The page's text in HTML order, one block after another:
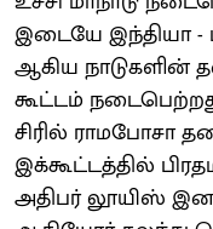
இடையே இந்தியா -
ஆகிய நாடுகளின்
கூட்டம்
சிரில் ராமபோசா
இக்கூட்டத்தில்
அதிபர் லூயிஸ்